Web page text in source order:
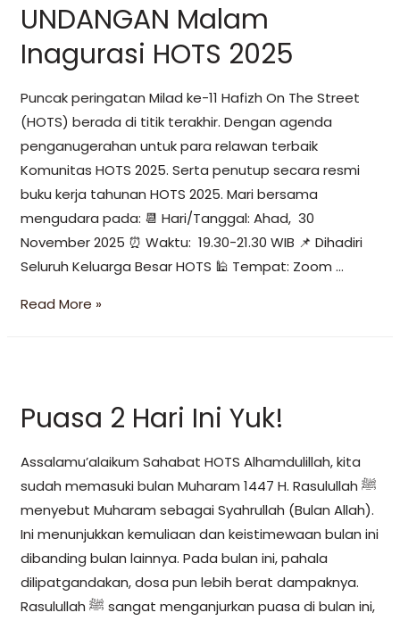
UNDANGAN Malam
Inagurasi HOTS 2025
Puncak peringatan Milad ke-11 Hafizh On The Street
(HOTS) berada di titik terakhir. Dengan agenda
penganugerahan untuk para relawan terbaik
Komunitas HOTS 2025. Serta penutup secara resmi
buku kerja tahunan HOTS 2025. Mari bersama
mengudara pada: 📆 Hari/Tanggal: Ahad, 30
November 2025 ⏰ Waktu: 19.30-21.30 WIB 📌 Dihadiri
Seluruh Keluarga Besar HOTS 🕌 Tempat: Zoom …
Read More »
Puasa 2 Hari Ini Yuk!
Assalamu’alaikum Sahabat HOTS Alhamdulillah, kita
sudah memasuki bulan Muharam 1447 H. Rasulullah ﷺ
menyebut Muharam sebagai Syahrullah (Bulan Allah).
Ini menunjukkan kemuliaan dan keistimewaan bulan ini
dibanding bulan lainnya. Pada bulan ini, pahala
dilipatgandakan, dosa pun lebih berat dampaknya.
Rasulullah ﷺ sangat menganjurkan puasa di bulan ini,